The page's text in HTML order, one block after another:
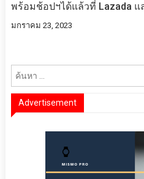
พร้อมช้อปฯได้แล้วที่ Lazada แ
มกราคม 23, 2023
Advertisement